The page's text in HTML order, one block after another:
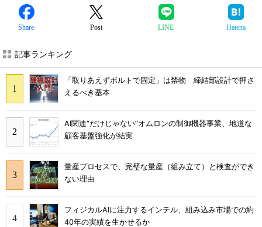
Share Post LINE Hatena
記事ランキング
「取りあえずボルトで固定」は禁物 締結部設計で押さ
えるべき基本
AI関連“だけじゃない”オムロンの制御機器事業、地道な
顧客基盤強化が結実
量産プロセスで、完璧な量産（組み立て）と検査ができ
ない理由
フィジカルAIに注力するインテル、組み込み市場での約
40年の実績を生かせるか